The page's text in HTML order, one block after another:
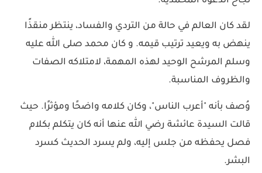
لقد كان العالم في حالة من التردي والفساد، ينتظر منقذًا
ينهض به ويعيد ترتيب قيمه. و كان محمد صلى الله عليه
وسلم المرشح الوحيد لهذه المهمة، لامتلاكه الصفات
والظروف المناسبة.
وُصف بأنه "أعرب الناس"، وكان كلامه واضحًا ومؤثرًا. حيث
قالت السيدة عائشة رضي الله عنها أنه كان يتكلم بكلام
فصل يحفظه من جلس إليه، ولم يسرد الحديث كسرد
البشر.